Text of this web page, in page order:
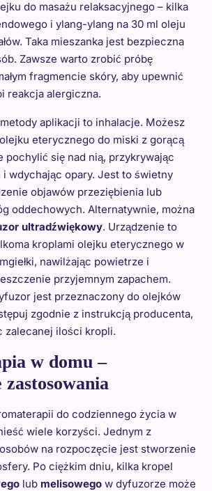
do masażu relaksacyjnego – kilka
i ylang-ylang na 30 ml oleju
Taka mieszanka jest bezpieczna
Zawsze warto zrobić próbę
fragmencie skóry, aby upewnić
reakcja alergiczna.
aplikacji to inhalacje. Możesz
eterycznego do miski z gorącą
pochylić się nad nią, przykrywając
i wdychając opary. Jest to świetny
objawów przeziębienia lub
oddechowych. Alternatywnie, można
ultradźwiękowy. Urządzenie to
kroplami olejku eterycznego w
nawilżając powietrze i
przyjemnym zapachem.
jest przeznaczony do olejków
zgodnie z instrukcją producenta,
zalecanej ilości kropli.
w domu –
do codziennego życia w
wiele korzyści. Jednym z
na rozpoczęcie jest stworzenie
Po ciężkim dniu, kilka kropel
lub melisowegow dyfuzorze może